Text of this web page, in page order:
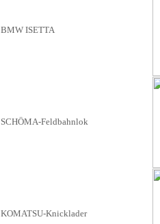
BMW ISETTA
SCHÖMA-Feldbahnlok
KOMATSU-Knicklader